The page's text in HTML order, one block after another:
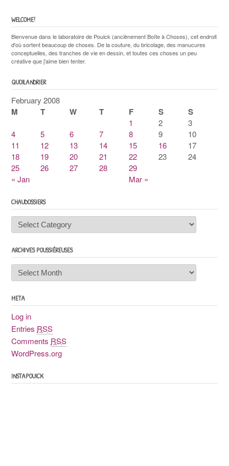
WELCOME!
Bienvenue dans le laboratoire de Pouick (anciènement Boîte à Choses), cet endroit
d'où sortent beaucoup de choses. De la couture, du bricolage, des manucures
conceptuelles, des tranches de vie en dessin, et toutes ces choses un peu
créative que j'aime bien tenter.
QUOILANDRIER
February 2008
M T W T F S S
« Jan Mar »
1 2
3
4
5 6 7 8 9
10
11
12 13 14 15 16
17
18
19 20 21 22 23
24
25
26 27 28 29
CHAUDOSSIERS
Chaudossiers
ARCHIVES POUSSIÉREUSES
Archives
poussiéreuses
META
Log in
Entries RSS
Comments RSS
WordPress.org
INSTAPOUICK